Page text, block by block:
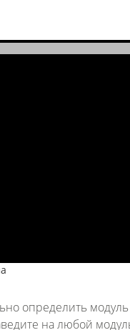
определить
на любой